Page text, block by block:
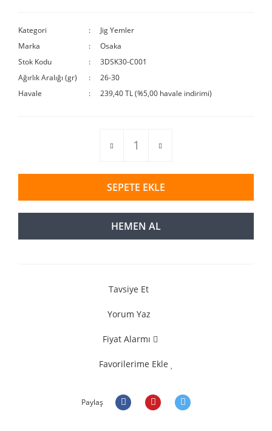
Kategori
Jig Yemler
Marka
Osaka
Stok Kodu
3DSK30-C001
Ağırlık Aralığı (gr)
26-30
Havale
239,40 TL (%5,00 havale indirimi)
SEPETE EKLE
HEMEN AL
Tavsiye Et
Yorum Yaz
Fiyat Alarmı
Favorilerime Ekle
Paylaş